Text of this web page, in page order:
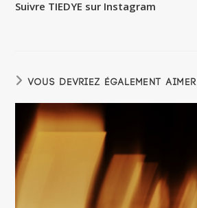
Suivre TIEDYE sur Instagram
VOUS DEVRIEZ ÉGALEMENT AIMER